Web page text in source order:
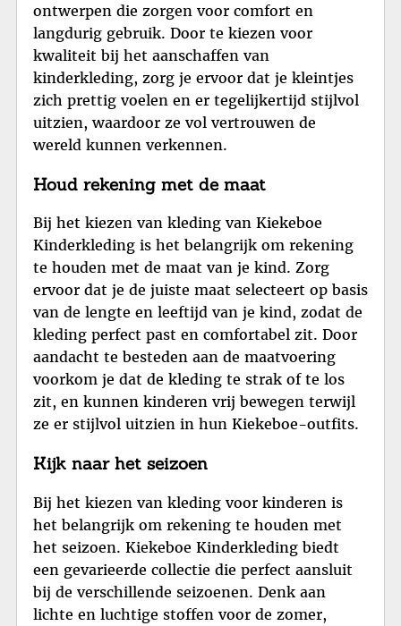
ontwerpen die zorgen voor comfort en
langdurig gebruik. Door te kiezen voor
kwaliteit bij het aanschaffen van
kinderkleding, zorg je ervoor dat je kleintjes
zich prettig voelen en er tegelijkertijd stijlvol
uitzien, waardoor ze vol vertrouwen de
wereld kunnen verkennen.
Houd rekening met de maat
Bij het kiezen van kleding van Kiekeboe
Kinderkleding is het belangrijk om rekening
te houden met de maat van je kind. Zorg
ervoor dat je de juiste maat selecteert op basis
van de lengte en leeftijd van je kind, zodat de
kleding perfect past en comfortabel zit. Door
aandacht te besteden aan de maatvoering
voorkom je dat de kleding te strak of te los
zit, en kunnen kinderen vrij bewegen terwijl
ze er stijlvol uitzien in hun Kiekeboe-outfits.
Kijk naar het seizoen
Bij het kiezen van kleding voor kinderen is
het belangrijk om rekening te houden met
het seizoen. Kiekeboe Kinderkleding biedt
een gevarieerde collectie die perfect aansluit
bij de verschillende seizoenen. Denk aan
lichte en luchtige stoffen voor de zomer,